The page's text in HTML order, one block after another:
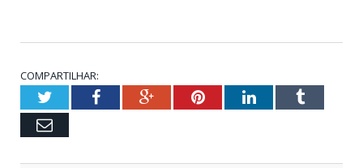
COMPARTILHAR:
TwitterFacebookGoogle+PinterestLinkedInTumblr
Email